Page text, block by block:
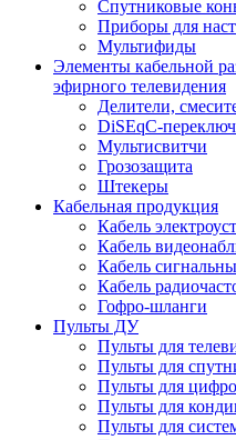
Спутниковые
Приборы для
Мультифиды
Элементы кабельной
эфирного телевидения
Делители,
DiSEqC-
Мультисвитчи
Грозозащита
Штекеры
Кабельная продукция
Кабель
Кабель
Кабель
Кабель
Гофро-шланги
Пульты ДУ
Пульты для
Пульты для
Пульты для
Пульты для
Пульты для